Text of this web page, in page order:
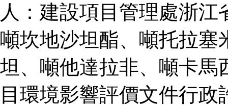
人：建設項目管理處浙
噸坎地沙坦酯、噸托拉塞
坦、噸他達拉非、噸卡馬
目環境影響評價文件行